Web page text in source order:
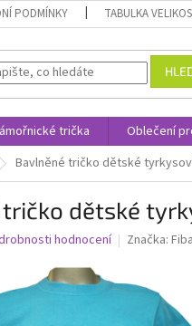
PODMÍNKY TABULKA
trička Oblečení
Bavlněné tričko dětské
dětské
hodnocení Značka: